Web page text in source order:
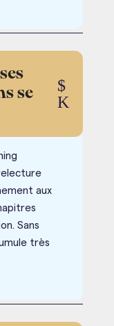
se
$
K
aux
Sans
très